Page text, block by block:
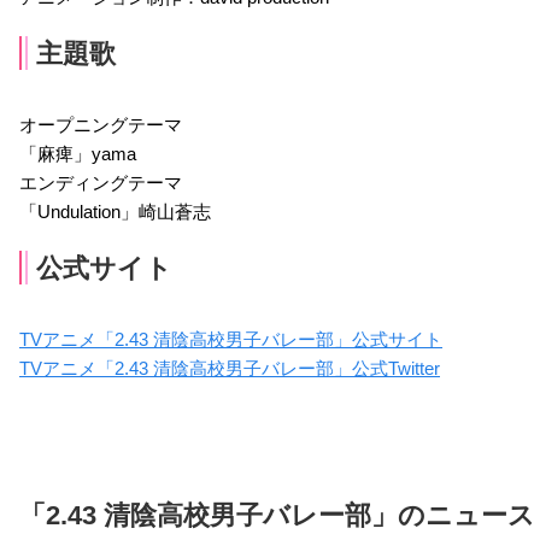
主題歌
オープニングテーマ
「麻痺」yama
エンディングテーマ
「Undulation」崎山蒼志
公式サイト
TVアニメ「2.43 清陰高校男子バレー部」公式サイト
TVアニメ「2.43 清陰高校男子バレー部」公式Twitter
「2.43 清陰高校男子バレー部」のニュー